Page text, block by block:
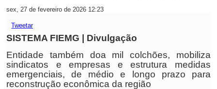
sex, 27 de fevereiro de 2026 12:23
Tweetar
SISTEMA FIEMG | Divulgação
Entidade também doa mil colchões, mobiliza
sindicatos e empresas e estrutura medidas
emergenciais, de médio e longo prazo para
reconstrução econômica da região